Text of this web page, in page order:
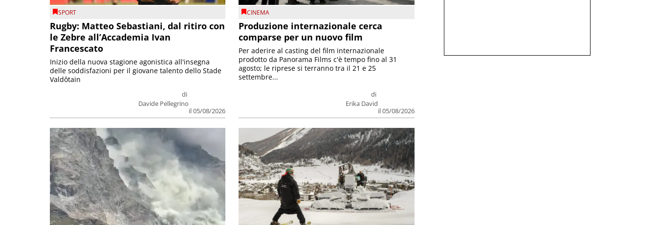
SPORT
Rugby: Matteo Sebastiani, dal ritiro con
le Zebre all’Accademia Ivan
Francescato
di
Davide Pellegrino
il 05/08/2026
Inizio della nuova stagione agonistica all'insegna
delle soddisfazioni per il giovane talento dello Stade
Valdôtain
CINEMA
Produzione internazionale cerca
comparse per un nuovo film
di
Erika David
il 05/08/2026
Per aderire al casting del film internazionale
prodotto da Panorama Films c'è tempo fino al 31
agosto; le riprese si terranno tra il 21 e 25
settembre...